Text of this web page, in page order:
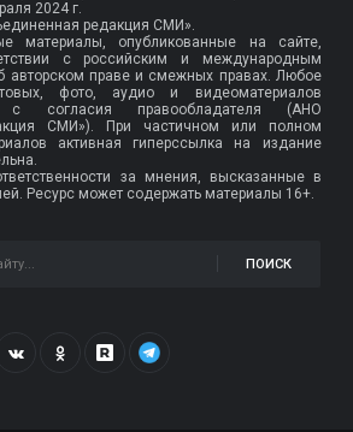
2024 г.
редакция СМИ».
материалы, опубликованные на сайте,
с российским и международным
авторском праве и смежных правах. Любое
фото, аудио и видеоматериалов
с согласия правообладателя (АНО
СМИ»). При частичном или полном
активная гиперссылка на издание
за мнения, высказанные в
Ресурс может содержать материалы 16+.
ПОИСК